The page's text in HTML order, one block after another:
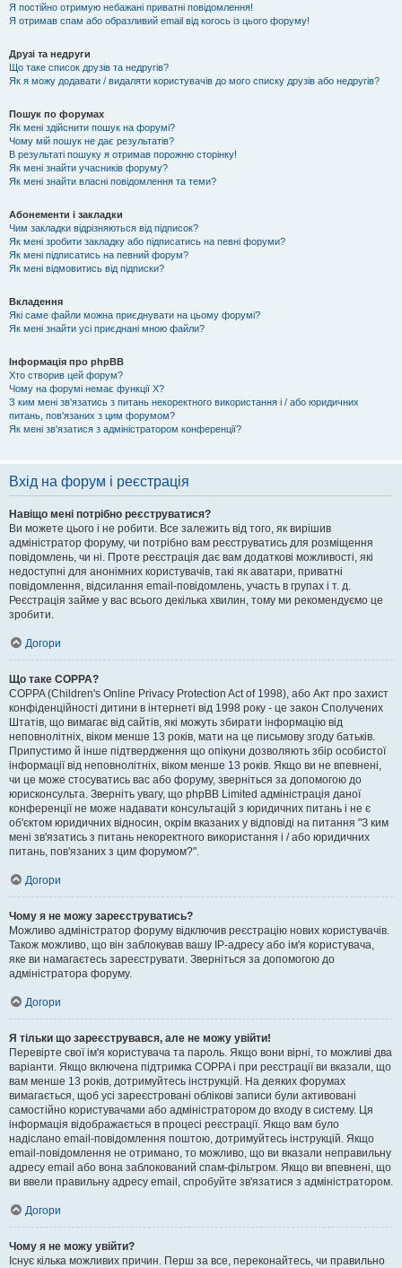
Я постійно отримую небажані приватні повідомлення!
Я отримав спам або образливий email від когось із цього форуму!
Друзі та недруги
Що таке список друзів та недругів?
Як я можу додавати / видаляти користувачів до мого списку друзів або недругів?
Пошук по форумах
Як мені здійснити пошук на форумі?
Чому мій пошук не дає результатів?
В результаті пошуку я отримав порожню сторінку!
Як мені знайти учасників форуму?
Як мені знайти власні повідомлення та теми?
Абонементи і закладки
Чим закладки відрізняються від підписок?
Як мені зробити закладку або підписатись на певні форуми?
Як мені підписатись на певний форум?
Як мені відмовитись від підписки?
Вкладення
Які саме файли можна приєднувати на цьому форумі?
Як мені знайти усі приєднані мною файли?
Інформація про phpBB
Хто створив цей форум?
Чому на форумі немає функції X?
З ким мені зв'язатись з питань некоректного використання і / або юридичних
питань, пов'язаних з цим форумом?
Як мені зв'язатися з адміністратором конференції?
Вхід на форум і реєстрація
Навіщо мені потрібно реєструватися?
Ви можете цього і не робити. Все залежить від того, як вирішив
адміністратор форуму, чи потрібно вам реєструватись для розміщення
повідомлень, чи ні. Проте реєстрація дає вам додаткові можливості, які
недоступні для анонімних користувачів, такі як аватари, приватні
повідомлення, відсилання email-повідомлень, участь в групах і т. д.
Реєстрація займе у вас всього декілька хвилин, тому ми рекомендуємо це
зробити.
Догори
Що таке COPPA?
COPPA (Children's Online Privacy Protection Act of 1998), або Акт про захист
конфіденційності дитини в інтернеті від 1998 року - це закон Сполучених
Штатів, що вимагає від сайтів, які можуть збирати інформацію від
неповнолітніх, віком менше 13 років, мати на це письмову згоду батьків.
Припустимо й інше підтвердження що опікуни дозволяють збір особистої
інформації від неповнолітніх, віком менше 13 років. Якщо ви не впевнені,
чи це може стосуватись вас або форуму, зверніться за допомогою до
юрисконсульта. Зверніть увагу, що phpBB Limited адміністрація даної
конференції не може надавати консультацій з юридичних питань і не є
об'єктом юридичних відносин, окрім вказаних у відповіді на питання "З ким
мені зв'язатись з питань некоректного використання і / або юридичних
питань, пов'язаних з цим форумом?".
Догори
Чому я не можу зареєструватись?
Можливо адміністратор форуму відключив реєстрацію нових користувачів.
Також можливо, що він заблокував вашу IP-адресу або ім'я користувача,
яке ви намагаєтесь зареєструвати. Зверніться за допомогою до
адміністратора форуму.
Догори
Я тільки що зареєструвався, але не можу увійти!
Перевірте свої ім'я користувача та пароль. Якщо вони вірні, то можливі два
варіанти. Якщо включена підтримка COPPA і при реєстрації ви вказали, що
вам менше 13 років, дотримуйтесь інструкцій. На деяких форумах
вимагається, щоб усі зареєстровані облікові записи були активовані
самостійно користувачами або адміністратором до входу в систему. Ця
інформація відображається в процесі реєстрації. Якщо вам було
надіслано email-повідомлення поштою, дотримуйтесь інструкцій. Якщо
email-повідомлення не отримано, то можливо, що ви вказали неправильну
адресу email або вона заблокований спам-фільтром. Якщо ви впевнені, що
ви ввели правильну адресу email, спробуйте зв'язатися з адміністратором.
Догори
Чому я не можу увійти?
Існує кілька можливих причин. Перш за все, переконайтесь, чи правильно